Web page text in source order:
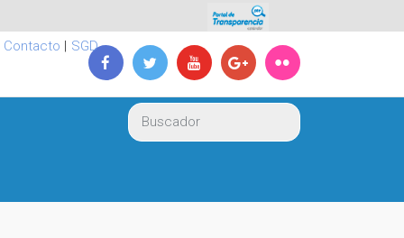
Contacto | SGD